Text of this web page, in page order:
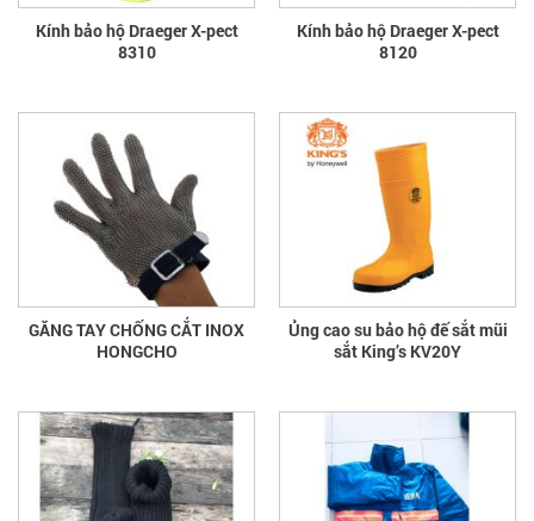
Kính bảo hộ Draeger X-pect
8310
Kính bảo hộ Draeger X-pect
8120
GĂNG TAY CHỐNG CẮT INOX
HONGCHO
Ủng cao su bảo hộ đế sắt mũi
sắt King’s KV20Y